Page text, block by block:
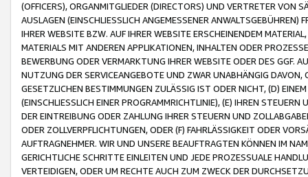
(OFFICERS), ORGANMITGLIEDER (DIRECTORS) UND VERTRETER VON
AUSLAGEN (EINSCHLIESSLICH ANGEMESSENER
IHRER WEBSITE BZW. AUF IHRER WEBSITE ERSCHEINENDEM
MATERIALS MIT ANDEREN APPLIKATIONEN, INHALTEN ODER
BEWERBUNG ODER VERMARKTUNG IHRER WEBSITE ODER DES GGF.
NUTZUNG DER SERVICEANGEBOTE UND ZWAR UNABHÄNGIG
GESETZLICHEN BESTIMMUNGEN ZULÄSSIG IST ODER NICHT, (D)
(EINSCHLIESSLICH EINER PROGRAMMRICHTLINIE), (E) IHREN
DER EINTREIBUNG ODER ZAHLUNG IHRER STEUERN UND
ODER ZOLLVERPFLICHTUNGEN, ODER (F) FAHRLÄSSIGKEIT ODER
AUFTRAGNEHMER. WIR UND UNSERE BEAUFTRAGTEN KÖNNEN IM
GERICHTLICHE SCHRITTE EINLEITEN UND JEDE PROZESSUALE
VERTEIDIGEN, ODER UM RECHTE AUCH ZUM ZWECK DER